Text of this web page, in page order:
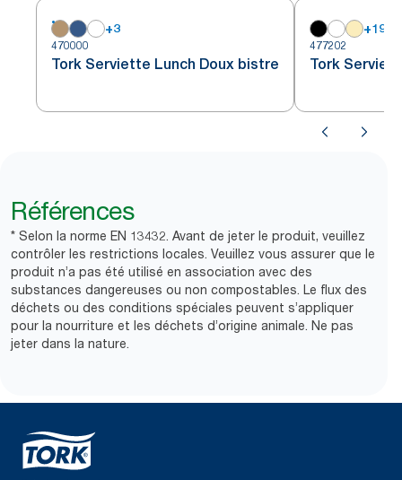
+3
470000
Tork Serviette Lunch Doux bistre
+19
477202
Tork
Références
* Selon la norme EN 13432. Avant de jeter le produit, veuillez
contrôler les restrictions locales. Veuillez vous assurer que le
produit n’a pas été utilisé en association avec des
substances dangereuses ou non compostables. Le flux des
déchets ou des conditions spéciales peuvent s’appliquer
pour la nourriture et les déchets d’origine animale. Ne pas
jeter dans la nature.